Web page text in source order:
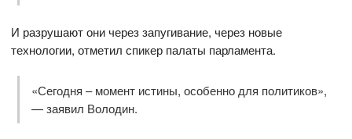
И разрушают они через запугивание, через новые
технологии, отметил спикер палаты парламента.
«Сегодня – момент истины, особенно для политиков»,
— заявил Володин.